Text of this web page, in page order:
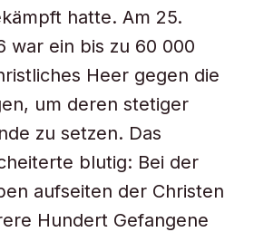
hatte. Am 25.
war ein bis zu 60 000
Heer gegen die
um deren stetiger
zu setzen. Das
blutig: Bei der
aufseiten der Christen
Hundert Gefangene